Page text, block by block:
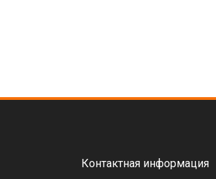
Контактная информация